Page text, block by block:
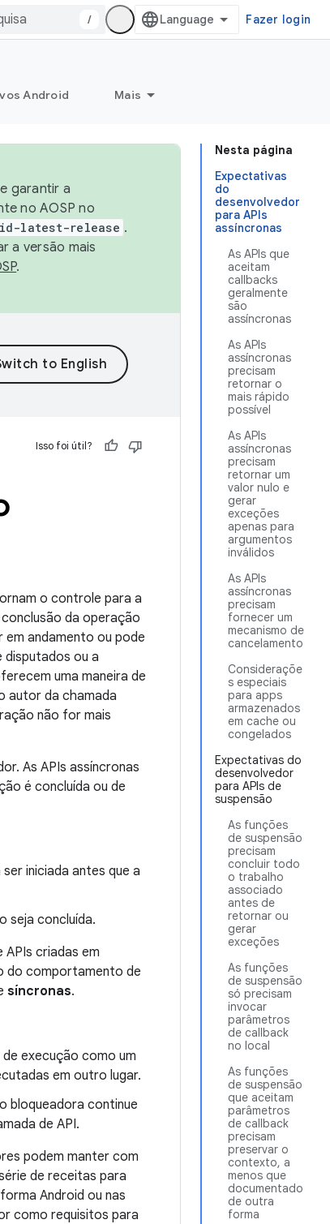
/ Fazer login
Android Mais
Nesta página
Expectativas
do
desenvolvedor
para APIs
assíncronas
As APIs que
aceitam
callbacks
geralmente
são
assíncronas
As APIs
assíncronas
precisam
retornar o
mais rápido
possível
As APIs
assíncronas
precisam
retornar um
valor nulo e
gerar
exceções
apenas para
argumentos
inválidos
As APIs
assíncronas
precisam
fornecer um
mecanismo de
cancelamento
Consideraçõe
s especiais
para apps
armazenados
em cache ou
congelados
Expectativas do
desenvolvedor
para APIs de
suspensão
As funções
de suspensão
precisam
concluir todo
o trabalho
associado
antes de
retornar ou
gerar
exceções
As funções
de suspensão
só precisam
invocar
parâmetros
de callback
no local
As funções
de suspensão
que aceitam
parâmetros
de callback
precisam
preservar o
contexto, a
menos que
documentado
de outra
forma
garantir a
no AOSP no
latest-release .
a versão mais
.
Isso foi útil?
o controle para a
da operação
andamento ou pode
disputados ou a
uma maneira de
autor da chamada
não for mais
As APIs assíncronas
é concluída ou de
iniciada antes que a
seja concluída.
APIs criadas em
do comportamento de
síncronas.
execução como um
em outro lugar.
bloqueadora continue
de API.
podem manter com
de receitas para
Android ou nas
como requisitos para